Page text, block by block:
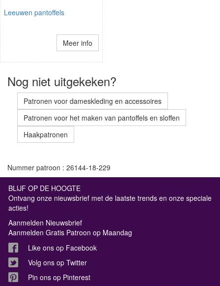
Leeuwen pantoffels
Meer info
Nog niet uitgekeken?
Patronen voor dameskleding en accessoires
Patronen voor het maken van pantoffels en sloffen
Haakpatronen
Nummer patroon : 26144-18-229
BLIJF OP DE HOOGTE
Ontvang onze nieuwsbrief met de laatste trends en onze speciale
acties!
Aanmelden Nieuwsbrief
Aanmelden Gratis Patroon op Maandag
Like ons op Facebook
Volg ons op Twitter
Pin ons op Pinterest